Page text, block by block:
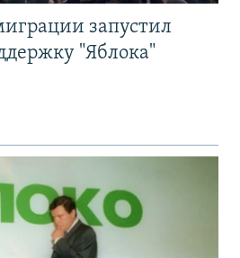
запустил
"Яблока"